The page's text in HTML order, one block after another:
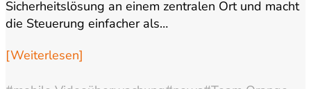
Sicherheitslösung an einem zentralen Ort und macht
die Steuerung einfacher als…
[Weiterlesen]